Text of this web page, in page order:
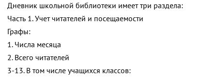
Дневник школьной библиотеки имеет три раздела:
Часть 1. Учет читателей и посещаемости
Графы:
1. Числа месяца
2. Всего читателей
3-13. В том числе учащихся классов: